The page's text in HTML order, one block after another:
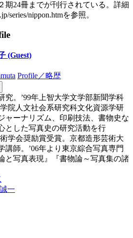
期24冊までが刊行されている。詳細
series/nippon.htmを参照。
(Guest)
Profile／略歴
究。’99年上智大学文学部新聞学科
院人文社会系研究科文化資源学研
ャーナリズム、印刷技法、書物史な
とした写真史の研究活動を行
学会奨励賞受賞。京都造形芸術大
講師。’06年より東京綜合写真専門
と写真表現』『書物論～写真集の諸
一